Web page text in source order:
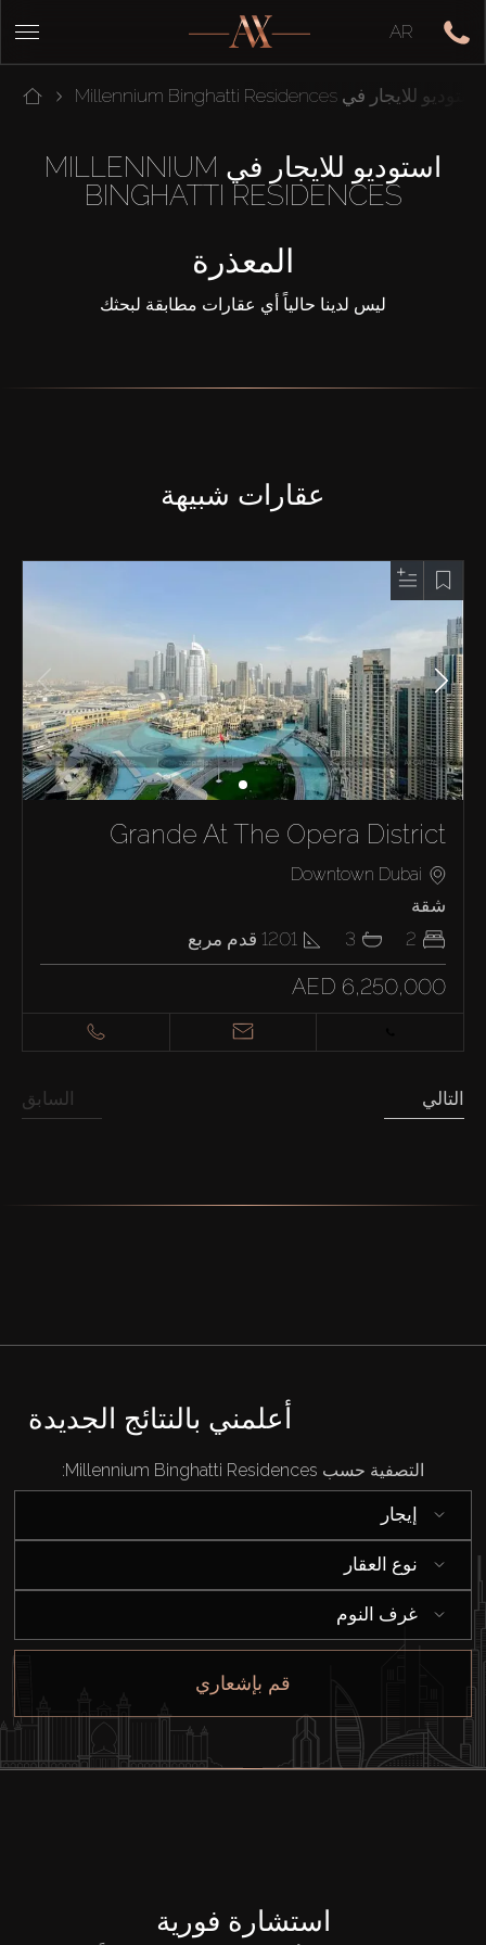
AR
استوديو للايجار في Millennium Binghatti Residences
استوديو للايجار في MILLENNIUM
BINGHATTI RESIDENCES
المعذرة
ليس لدينا حالياً أي عقارات مطابقة لبحثك
عقارات شبيهة
Grande At The Opera District
Downtown Dubai
شقة
2
3
1201 قدم مربع
AED 6,250,000
السابق التالي
أعلمني بالنتائج الجديدة
التصفية حسب Millennium Binghatti Residences:
إيجار
نوع العقار
غرف النوم
قم بإشعاري
استشارة فورية